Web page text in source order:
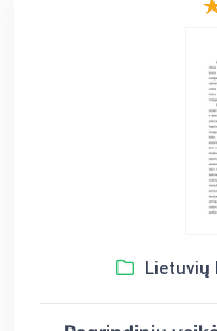
Lietuvių